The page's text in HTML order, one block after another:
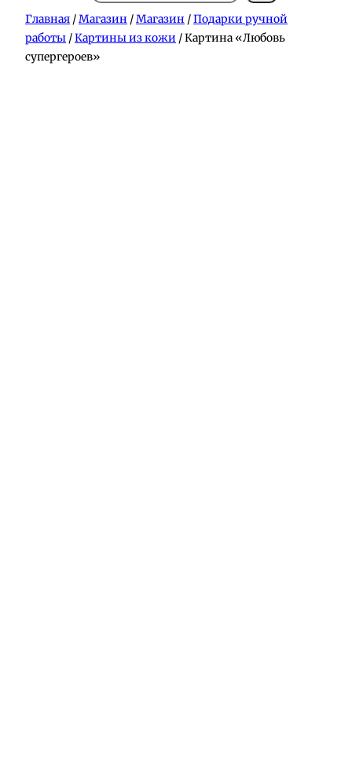
Главная /Магазин /Магазин /Подарки ручной
работы /Картины из кожи / Картина «Любовь
супергероев»